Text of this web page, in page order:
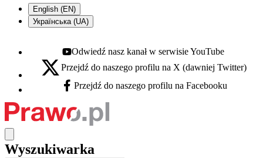
English (EN)
Українська (UA)
Youtube - otwiera się w nowej karcie
Odwiedź nasz kanał w serwisie YouTube
X - otwiera się w nowej karcie
Przejdź do naszego profilu na X (dawniej Twitter)
Facebook - otwiera się w nowej karcie
Przejdź do naszego profilu na Facebooku
Wyszukiwarka